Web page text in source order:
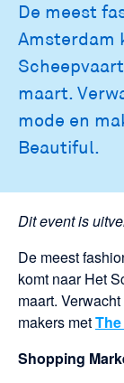
De meest
Amsterdam
maart.
mode en
Beautiful.
Dit event is
De meest
komt naar Het
maart.
makers met
Shopping